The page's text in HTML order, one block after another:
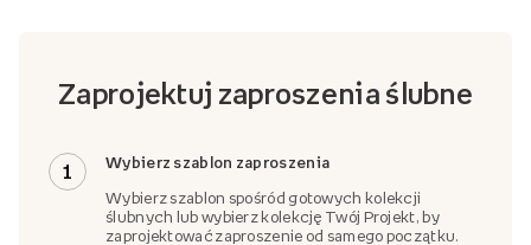
Zaprojektuj zaproszenia ślubne
1 Wybierz szablon zaproszenia
Wybierz szablon spośród gotowych kolekcji
ślubnych lub wybierz kolekcję Twój Projekt, by
zaprojektować zaproszenie od samego początku.